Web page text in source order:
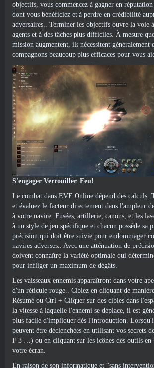
objectifs, vous commencez à gagner en
dont vous bénéficiez et à perdre en crédibilité
adversaires.. Terminer les objectifs ouvre la voie
agents et à des tâches plus difficiles. À mesure
mission augmentent, ils nécessitent généralement
compagnons beaucoup plus efficaces pour vous
S'engager Verrouiller. Feu!
Le combat dans EVE Online dépend des calculs.
et évaluez le facteur directement dans l'ampleur
à votre navire. Fusées, artillerie, canons, et les
à un style de jeu spécifique et chacun possède sa
précision qui doit être suivie pour endommager
navires adverses.. Avec une atténuation de
doivent connaître la variété optimale qui
pour infliger un maximum de dégâts.
Les vaisseaux ennemis apparaîtront dans votre
d'un réticule rouge.. Ciblez en cliquant de
Résumé ou Ctrl + Cliquer sur des cibles dans
la vitesse à laquelle l'ennemi se déplace, il est
plus facile d'impliquer dès l'introduction.
peuvent être déclenchées en utilisant vos secrets
F 3 …) ou en cliquant sur les icônes des outils en
votre écran.
En raison de son informatique et “sans